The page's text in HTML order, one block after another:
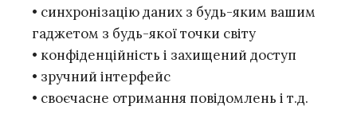
• синхронізацію даних з будь-яким вашим
гаджетом з будь-якої точки світу
• конфіденційність і захищений доступ
• зручний інтерфейс
• своєчасне отримання повідомлень і т.д.